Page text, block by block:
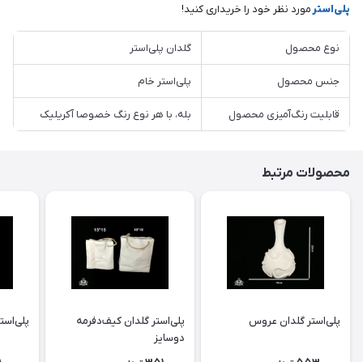
پلی‌استر مورد نظر خود را خریداری کنید!
نوع محصول گلدان پلی‌استر
جنس محصول پلی‌استر خام
قابلیت رنگ‌آمیزی محصول بله، با هر نوع رنگ خصوصا آکریلیک
محصولات مرتبط
پلی‌استر گلدان عروس
پلی‌استر گلدان كيف‌دفرمه
دوسايز